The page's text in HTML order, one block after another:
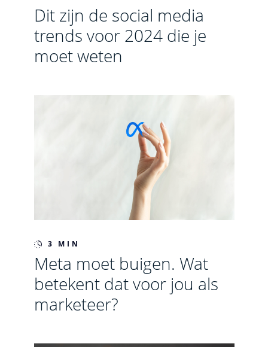
Dit zijn de social media
trends voor 2024 die je
moet weten
3 MIN
Meta moet buigen. Wat
betekent dat voor jou als
marketeer?